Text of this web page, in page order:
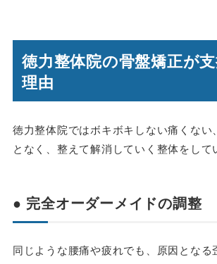
徳力整体院の骨盤矯正が
理由
徳力整体院ではボキボキしない痛くない
となく、整えて解消していく整体をして
● 完全オーダーメイドの調整
同じような腰痛や疲れでも、原因となる